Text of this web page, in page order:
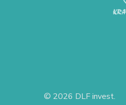
© 2026 DLF